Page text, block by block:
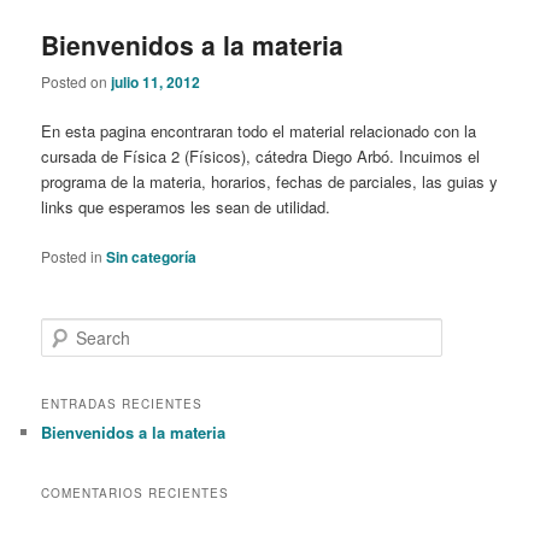
Bienvenidos a la materia
Posted onjulio 11, 2012
En esta pagina encontraran todo el material relacionado con la
cursada de Física 2 (Físicos), cátedra Diego Arbó. Incuimos el
programa de la materia, horarios, fechas de parciales, las guias y
links que esperamos les sean de utilidad.
Posted in Sin categoría
e
r
h
ENTRADAS RECIENTES
Bienvenidos a la materia
COMENTARIOS RECIENTES